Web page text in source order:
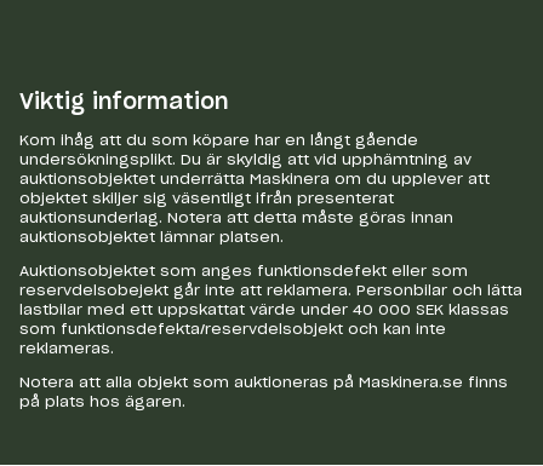
Viktig information
Kom ihåg att du som köpare har en långt gående
undersökningsplikt. Du är skyldig att vid upphämtning av
auktionsobjektet underrätta Maskinera om du upplever att
objektet skiljer sig väsentligt ifrån presenterat
auktionsunderlag. Notera att detta måste göras innan
auktionsobjektet lämnar platsen.
Auktionsobjektet som anges funktionsdefekt eller som
reservdelsobejekt går inte att reklamera. Personbilar och lätta
lastbilar med ett uppskattat värde under 40 000 SEK klassas
som funktionsdefekta/reservdelsobjekt och kan inte
reklameras.
Notera att alla objekt som auktioneras på Maskinera.se finns
på plats hos ägaren.